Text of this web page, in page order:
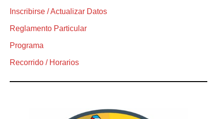
Inscribirse / Actualizar Datos
Reglamento Particular
Programa
Recorrido / Horarios